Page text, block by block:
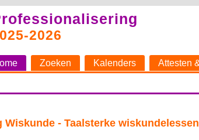
2026
Zoeken Kalenders Attesten
Wiskunde - Taalsterke